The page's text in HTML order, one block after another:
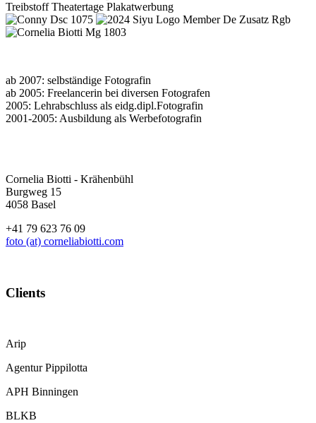
Treibstoff Theatertage Plakatwerbung
ab 2007: selbständige Fotografin
ab 2005: Freelancerin bei diversen Fotografen
2005: Lehrabschluss als eidg.dipl.Fotografin
2001-2005: Ausbildung als Werbefotografin
Cornelia Biotti - Krähenbühl
Burgweg 15
4058 Basel
+41 79 623 76 09
foto (at) corneliabiotti.com
Clients
Arip
Agentur Pippilotta
APH Binningen
BLKB